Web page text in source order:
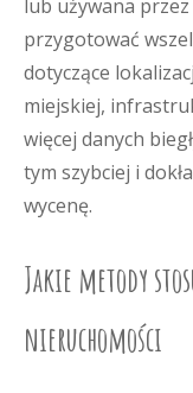
lub używana
przygotować
dotyczące
miejskiej,
więcej danych
tym szybciej i
wycenę.
Jakie metody
nieruchomości